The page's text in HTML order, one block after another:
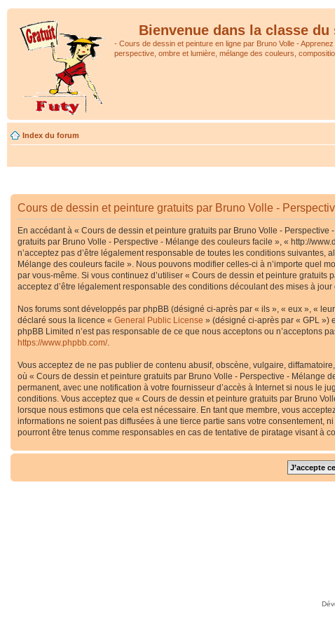
Bienvenue dans la classe du
- Cours de dessin et peinture en ligne par Bruno Volle -
perspective, ombre et lumière, mélange des couleurs,
Index du forum
Cours de dessin et peinture gratuits par Bruno Volle -
En accédant à « Cours de dessin et peinture gratuits par Bruno Volle -
gratuits par Bruno Volle - Perspective - Mélange des couleurs facile », « http://
n’acceptez pas d’être légalement responsable de toutes les conditions suivantes,
Mélange des couleurs facile ». Nous pouvons modifier celles-ci à n’importe quel
par vous-même. Si vous continuez d’utiliser « Cours de dessin et peinture
acceptez d’être légalement responsable des conditions découlant des mises à jour
Nos forums sont développés par phpBB (désigné ci-après par « ils », « eux », «
déclaré sous la licence « General Public License » (désigné ci-après par « GPL »)
phpBB Limited n’est pas responsable de ce que nous acceptons ou n’acceptons
https://www.phpbb.com/.
Vous acceptez de ne pas publier de contenu abusif, obscène, vulgaire,
où « Cours de dessin et peinture gratuits par Bruno Volle - Perspective - Mélange
permanent, avec une notification à votre fournisseur d’accès à Internet si nous le
conditions. Vous acceptez que « Cours de dessin et peinture gratuits par Bruno
lorsque nous estimons que cela est nécessaire. En tant que membre, vous
informations ne soient pas diffusées à une tierce partie sans votre consentement,
pourront être tenus comme responsables en cas de tentative de piratage visant à